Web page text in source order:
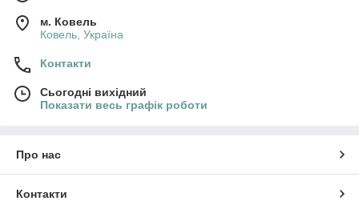
м. Ковель
Ковель, Україна
Контакти
Сьогодні вихідний
Показати весь графік роботи
Про нас
Контакти